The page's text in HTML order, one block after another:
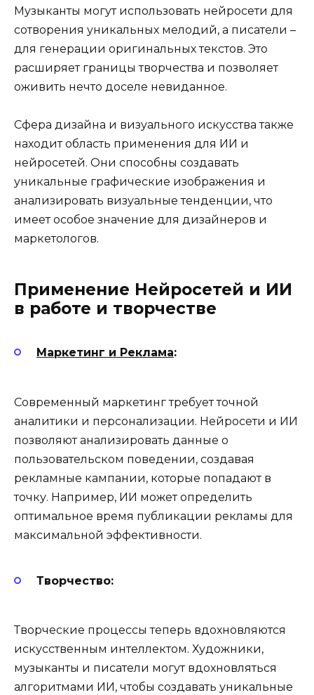
Музыканты могут использовать нейросети для
сотворения уникальных мелодий, а писатели –
для генерации оригинальных текстов. Это
расширяет границы творчества и позволяет
оживить нечто доселе невиданное.
Сфера дизайна и визуального искусства также
находит область применения для ИИ и
нейросетей. Они способны создавать
уникальные графические изображения и
анализировать визуальные тенденции, что
имеет особое значение для дизайнеров и
маркетологов.
Применение Нейросетей и ИИ
в работе и творчестве
Маркетинг и Реклама:
Современный маркетинг требует точной
аналитики и персонализации. Нейросети и ИИ
позволяют анализировать данные о
пользовательском поведении, создавая
рекламные кампании, которые попадают в
точку. Например, ИИ может определить
оптимальное время публикации рекламы для
максимальной эффективности.
Творчество:
Творческие процессы теперь вдохновляются
искусственным интеллектом. Художники,
музыканты и писатели могут вдохновляться
алгоритмами ИИ, чтобы создавать уникальные